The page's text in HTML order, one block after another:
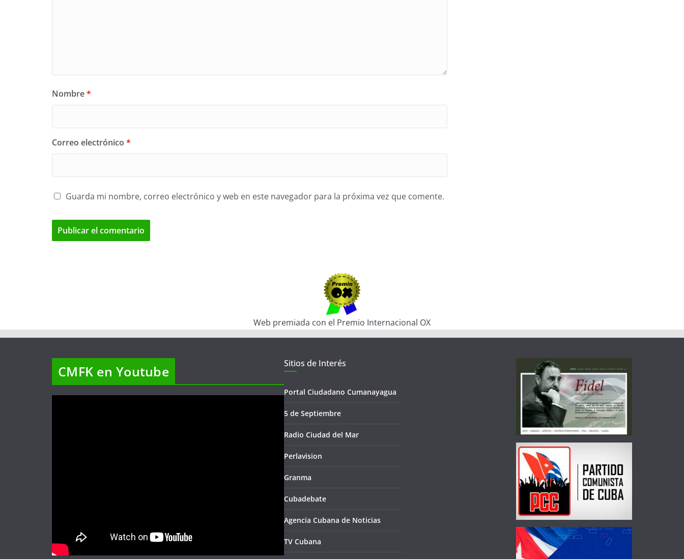
Nombre*
Correo electrónico *
Guarda mi nombre, correo electrónico y web en este navegador para la próxima vez que comente.
Web premiada con el Premio Internacional OX
CMFK en Youtube Sitios de Interés
Portal Ciudadano Cumanayagua
5 de Septiembre
Radio Ciudad del Mar
Perlavision
Granma
Cubadebate
Agencia Cubana de Noticias
TV Cubana